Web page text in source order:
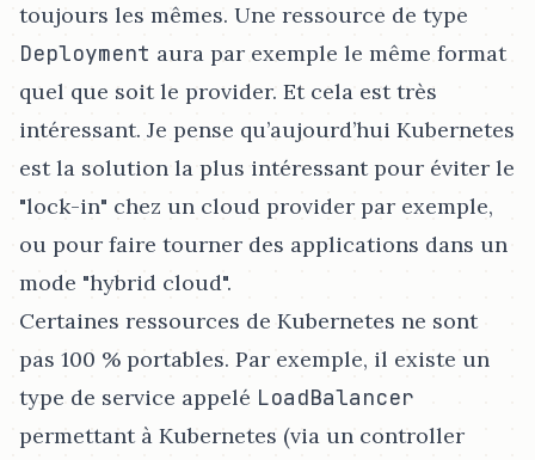
toujours les mêmes. Une ressource de type
Deployment aura par exemple le même format
quel que soit le provider. Et cela est très
intéressant. Je pense qu’aujourd’hui Kubernetes
est la solution la plus intéressant pour éviter le
"lock-in" chez un cloud provider par exemple,
ou pour faire tourner des applications dans un
mode "hybrid cloud".
Certaines ressources de Kubernetes ne sont
pas 100 % portables. Par exemple, il existe un
type de service appelé LoadBalancer
permettant à Kubernetes (via un controller